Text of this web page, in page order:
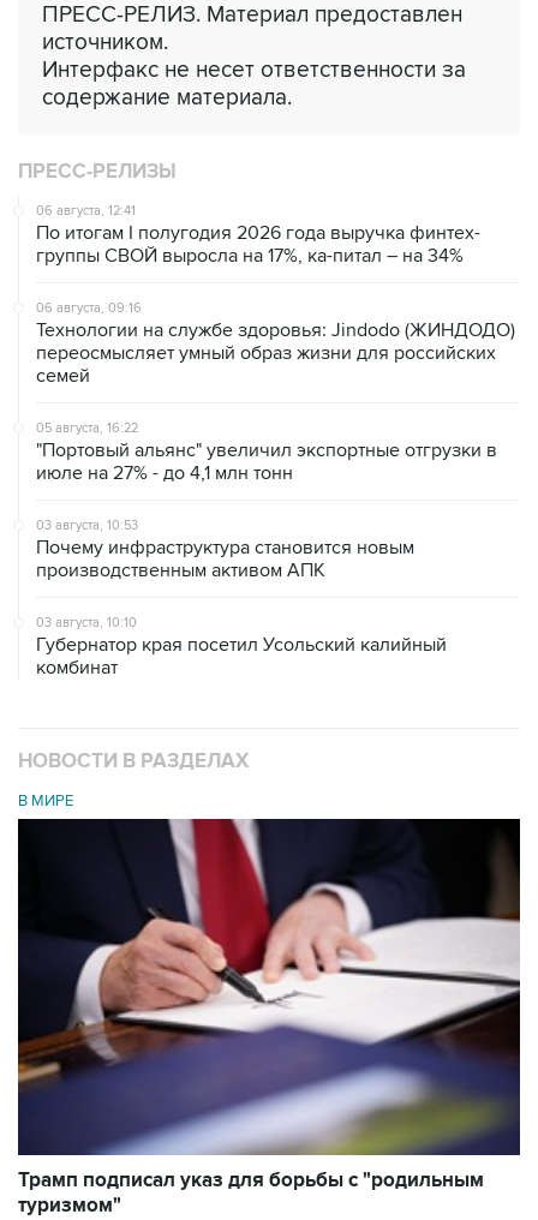
ПРЕСС-РЕЛИЗ. Материал предоставлен
источником.
Интерфакс не несет ответственности за
содержание материала.
ПРЕСС-РЕЛИЗЫ
06 августа, 12:41
По итогам I полугодия 2026 года выручка финтех-
группы СВОЙ выросла на 17%, ка-питал – на 34%
06 августа, 09:16
Технологии на службе здоровья: Jindodo (ЖИНДОДО)
переосмысляет умный образ жизни для российских
семей
05 августа, 16:22
"Портовый альянс" увеличил экспортные отгрузки в
июле на 27% - до 4,1 млн тонн
03 августа, 10:53
Почему инфраструктура становится новым
производственным активом АПК
03 августа, 10:10
Губернатор края посетил Усольский калийный
комбинат
НОВОСТИ В РАЗДЕЛАХ
В МИРЕ
Трамп подписал указ для борьбы с "родильным
туризмом"